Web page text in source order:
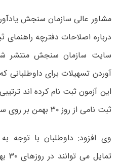
مشاور عالی سازمان سنجش
سایت سازمان سنجش منتشر
این آزمون ثبت نام کرده اند
ثبت نامی از روز ۳۰ بهمن بر روی سایت سنجش قرار می گیرد.
وی افزود: داوطلبان با توجه